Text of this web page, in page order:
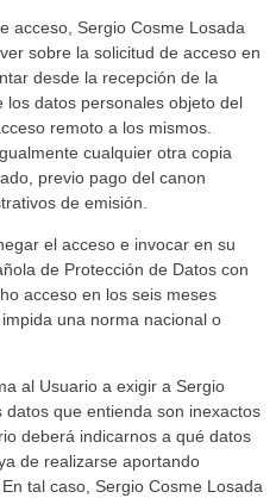
acceso, Sergio Cosme Losada
sobre la solicitud de acceso en
desde la recepción de la
los datos personales objeto del
remoto a los mismos.
cualquier otra copia
previo pago del canon
de emisión.
el acceso e invocar en su
de Protección de Datos con
acceso en los seis meses
una norma nacional o
al Usuario a exigir a Sergio
que entienda son inexactos
deberá indicarnos a qué datos
de realizarse aportando
tal caso, Sergio Cosme Losada